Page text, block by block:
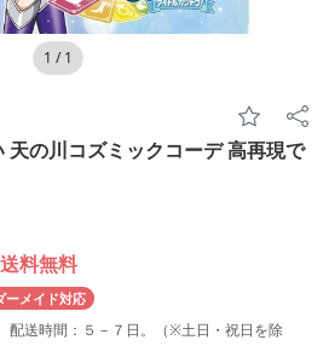
1 /1
天の川コズミックコーデ 高再現で
送料無料
ーメイド対応
配送時間：５－７日。（※土日・祝日を除